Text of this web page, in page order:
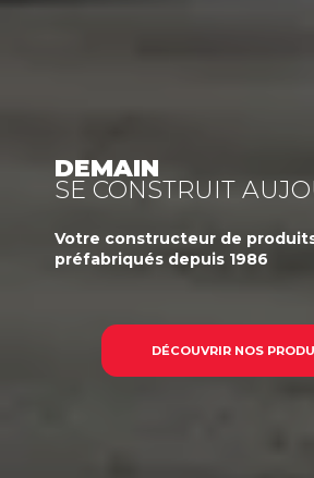
DEMAIN
SE CONSTRUIT
Votre constructeur de
préfabriqués depuis 1986
DÉCOUVRIR NOS